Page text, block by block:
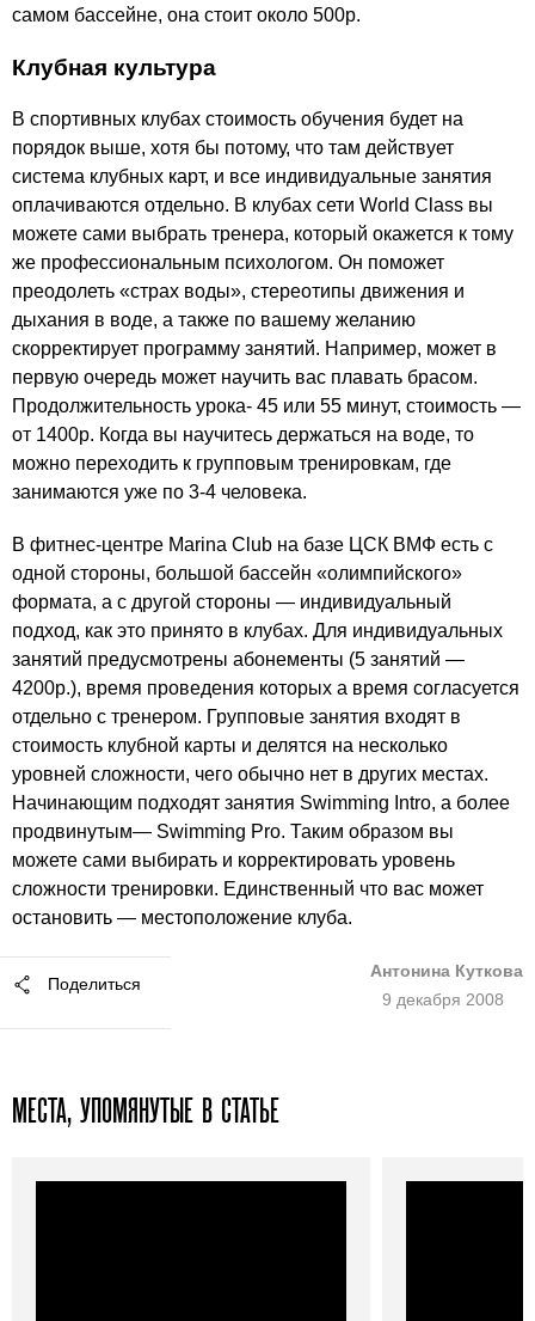
самом бассейне, она стоит около 500р.
Клубная культура
В спортивных клубах стоимость обучения будет на
порядок выше, хотя бы потому, что там действует
система клубных карт, и все индивидуальные занятия
оплачиваются отдельно. В клубах сети World Class вы
можете сами выбрать тренера, который окажется к тому
же профессиональным психологом. Он поможет
преодолеть «страх воды», стереотипы движения и
дыхания в воде, а также по вашему желанию
скорректирует программу занятий. Например, может в
первую очередь может научить вас плавать брасом.
Продолжительность урока- 45 или 55 минут, стоимость —
от 1400р. Когда вы научитесь держаться на воде, то
можно переходить к групповым тренировкам, где
занимаются уже по 3-4 человека.
В фитнес-центре Marina Club на базе ЦСК ВМФ есть с
одной стороны, большой бассейн «олимпийского»
формата, а с другой стороны — индивидуальный
подход, как это принято в клубах. Для индивидуальных
занятий предусмотрены абонементы (5 занятий —
4200р.), время проведения которых а время согласуется
отдельно с тренером. Групповые занятия входят в
стоимость клубной карты и делятся на несколько
уровней сложности, чего обычно нет в других местах.
Начинающим подходят занятия Swimming Intro, а более
продвинутым— Swimming Pro. Таким образом вы
можете сами выбирать и корректировать уровень
сложности тренировки. Единственный что вас может
остановить — местоположение клуба.
Поделиться
Антонина Куткова
9 декабря 2008
МЕСТА, УПОМЯНУТЫЕ В СТАТЬЕ